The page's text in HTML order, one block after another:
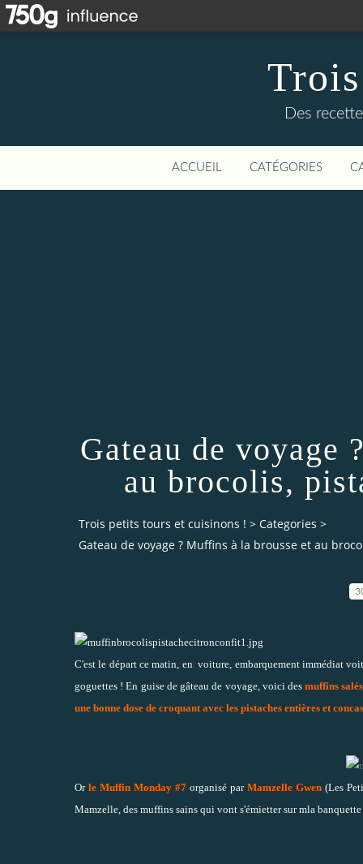
Des
ACCUEIL CATÉGORIES
Gateau de voyage
au brocolis,
Trois petits tours et cuisinons ! > Categories >
Gateau de voyage ? Muffins à la brousse et au
C'est le départ ce matin, en voiture, embarquement immédiat
goguettes ! En guise de gâteau de voyage, voici desmuffins
une bonne dose de croquant avec les pistaches entières et
Or le Muffin Monday #7organisé par Mamzelle Gwen(Les
Mamzelle, des muffins sains qui vont s'émietter sur mla banquette